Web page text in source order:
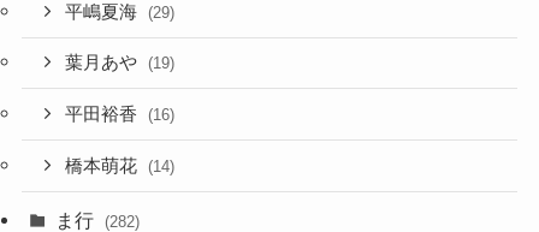
平嶋夏海 (29)
葉月あや (19)
平田裕香 (16)
橋本萌花 (14)
ま行 (282)